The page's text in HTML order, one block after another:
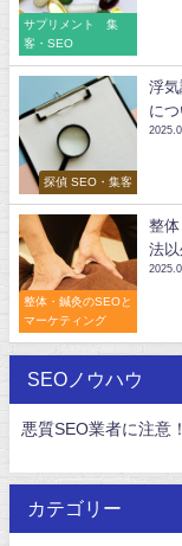
サプリメント 集
客・SEO
探偵 SEO・集客
浮
に
整体・鍼灸のSEOと
マーケティング
整
法
SEOノウハウ
悪質SEO業者に注意
カテゴリー